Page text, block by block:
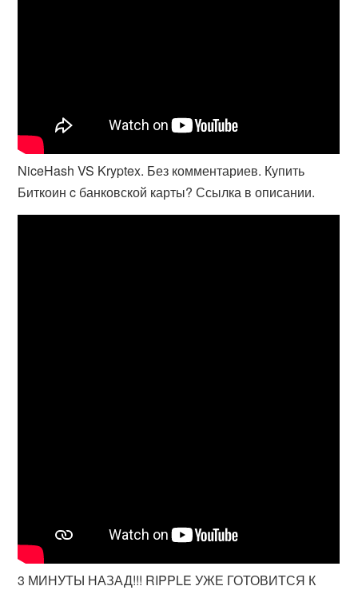
NiceHash VS Kryptex. Без комментариев. Купить
Биткоин c банковской карты? Ссылка в описании.
3 МИНУТЫ НАЗАД!!! RIPPLE УЖЕ ГОТОВИТСЯ К